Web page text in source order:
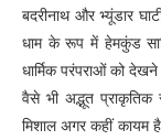
बदरीनाथ और भ्यूंडार
धाम के रूप में हेमकुंड
धार्मिक परंपराओं को
वैसे भी अद्भूत प्राकृतिक
मिशाल अगर कहीं कायम